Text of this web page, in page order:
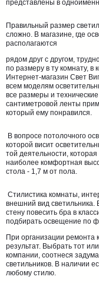
представлены в
Правильный размер
сложно. В магазине, где
располагаются
рядом друг с другом,
по размеру в ту комнату, в
Интернет-магазин Свет
всем моделям
все размеры и
сантиметровой ленты
который ему понравился.
В вопросе потолочного
которой висит
той деятельности,
наиболее комфортная
стола - 1,7 м от пола.
Стилистика комнаты,
внешний вид светильника.
стену повесить бра в
подбирать освещение по
При организации ремонта
результат. Выбрать тот
компании, соотнеся
светильников. В наличии
любому стилю.